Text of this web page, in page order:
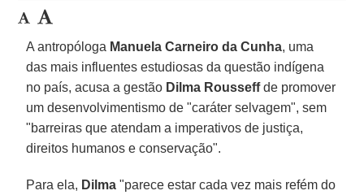
A antropóloga Manuela Carneiro da Cunha, uma
das mais influentes estudiosas da questão indígena
no país, acusa a gestão Dilma Rousseffde promover
um desenvolvimentismo de "caráter selvagem", sem
"barreiras que atendam a imperativos de justiça,
direitos humanos e conservação".
Para ela, Dilma "parece estar cada vez mais refém do